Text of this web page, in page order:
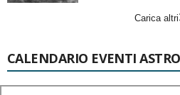
Carica altri
CALENDARIO EVENTI